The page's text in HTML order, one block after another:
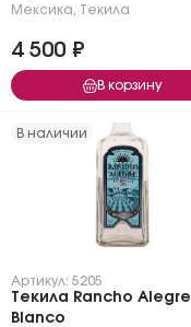
Мексика Текила
4 500 ₽
В корзину
В наличии
Артикул: 5205
Текила Rancho Alegre
Blanco